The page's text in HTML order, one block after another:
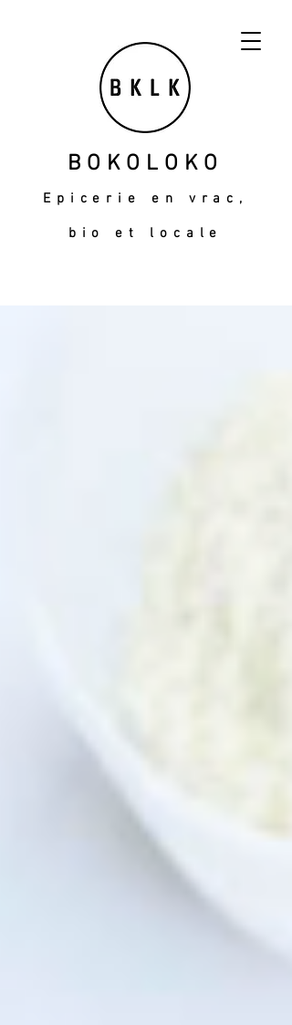
BOKOLOKO
Epicerie en vrac,
bio et locale